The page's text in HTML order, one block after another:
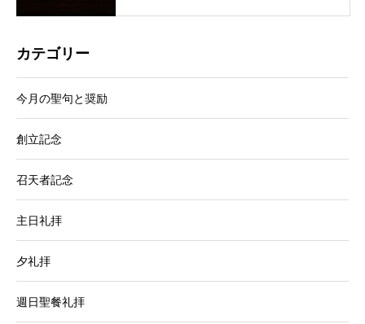
カテゴリー
今月の聖句と奨励
創立記念
召天者記念
主日礼拝
夕礼拝
週日聖餐礼拝